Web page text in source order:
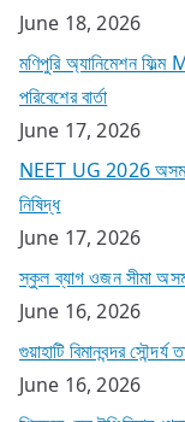
June 18, 2026
মণিপুরি অ্যানিমেশন
পরিবেশের বার্তা
June 17, 2026
NEET UG 2026 অসম
নিষিদ্ধ
June 17, 2026
স্কুল ব্যাগ ওজন সীমা
June 16, 2026
গুয়াহাটি বিমানবন্দর সৌন্দর্য
June 16, 2026